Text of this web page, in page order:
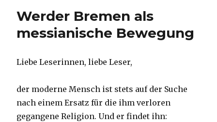
Werder Bremen als
messianische Bewegung
Liebe Leserinnen, liebe Leser,
der moderne Mensch ist stets auf der Suche
nach einem Ersatz für die ihm verloren
gegangene Religion. Und er findet ihn: